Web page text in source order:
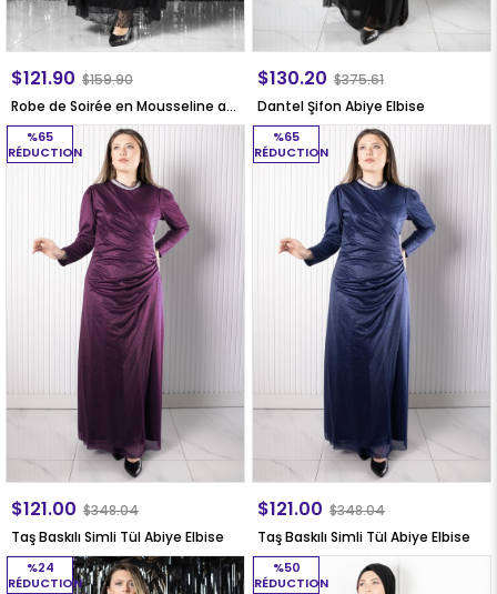
Robe de Soirée en Mousseline avec Détails Brodés, Noir FHM954
$121.90 $159.90
Dantel Şifon Abiye Elbise
$130.20 $375.61
Taş Baskılı Simli Tül Abiye Elbise
$121.00 $348.04
%65
RÉDUCTION
Taş Baskılı Simli Tül Abiye Elbise
$121.00 $348.04
%65
RÉDUCTION
%24
RÉDUCTION
%50
RÉDUCTION